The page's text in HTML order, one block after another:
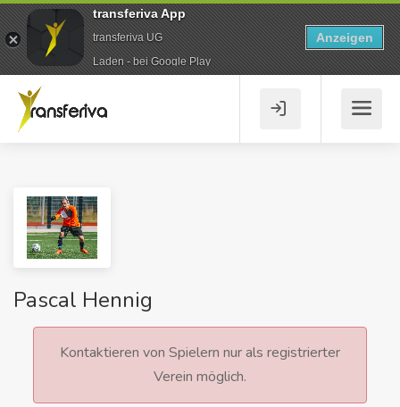
Pascal Hennig
Kontaktieren von Spielern nur als registrierter
Verein möglich.
transferiva App
transferiva UG
Laden - bei Google Play
Anzeigen